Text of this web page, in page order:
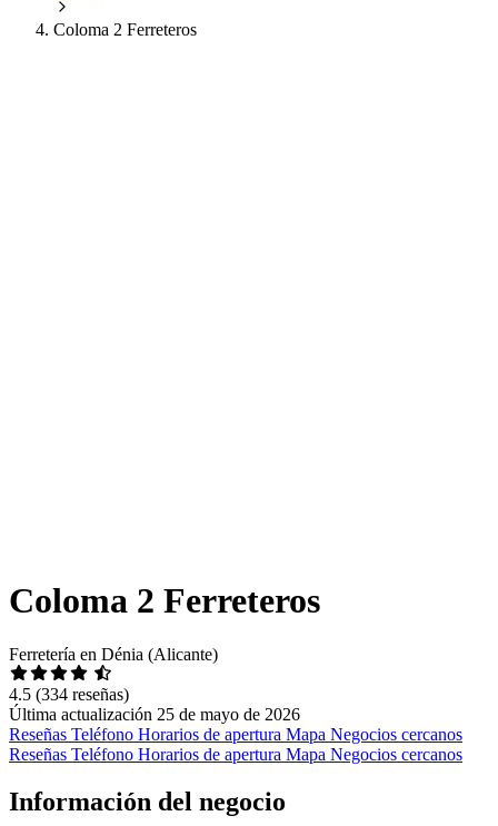
Coloma 2 Ferreteros
Coloma 2 Ferreteros
Ferretería en Dénia (Alicante)
4.5 (334 reseñas)
Última actualización 25 de mayo de 2026
Reseñas Teléfono Horarios de apertura Mapa Negocios cercanos
Reseñas Teléfono Horarios de apertura Mapa Negocios cercanos
Información del negocio